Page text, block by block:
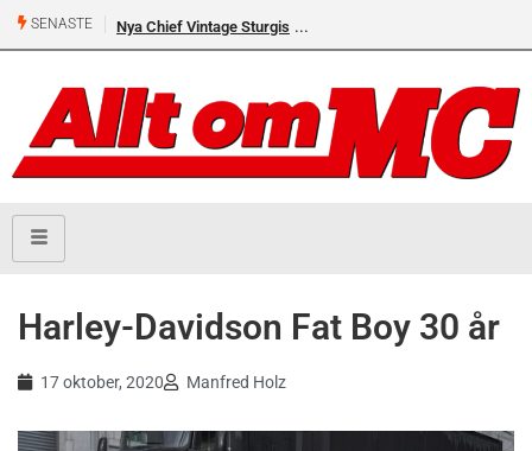
SENASTE Nya Chief Vintage Sturgis
Harley-Davidson Fat Boy 30 år
17 oktober, 2020 Manfred Holz